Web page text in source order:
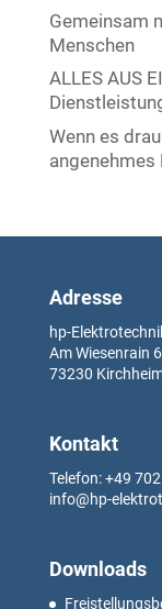
Gemeinsam
Menschen
ALLES AUS
Wenn es
angenehmes
Adresse
hp-
Am Wiesenrain
73230
Kontakt
Telefon: +49
info@hp-
Downloads